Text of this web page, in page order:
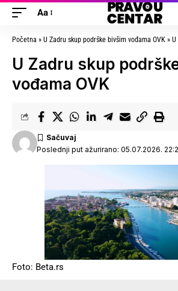
Aa
Početna » U Zadru skup podrške bivšim vođama OVK » U
U Zadru skup
vođama OVK
Poslednji put ažurirano: 05.07.2026.
Foto: Beta.rs